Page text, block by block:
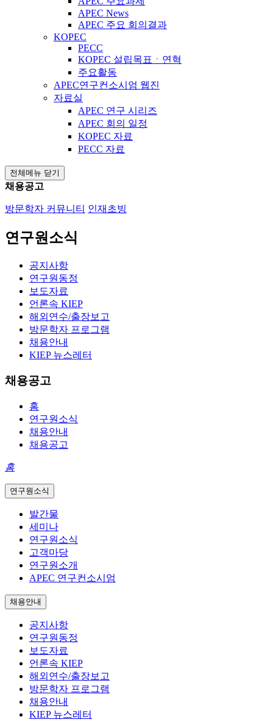
APEC News
APEC 주요 회의결과
KOPEC
PECC
KOPEC 설립목표ㆍ연혁
주요활동
APEC연구컨소시엄 웹진
자료실
APEC 연구 시리즈
APEC 회의 일정
KOPEC 자료
PECC 자료
전체메뉴 닫기
채용공고
방문학자 커뮤니티 인재초빙
연구원소식
공지사항
연구원동정
보도자료
언론속 KIEP
해외연수/출장보고
방문학자 프로그램
채용안내
KIEP 뉴스레터
채용공고
홈
연구원소식
채용안내
채용공고
홈
연구원소식
발간물
세미나
연구원소식
고객마당
연구원소개
APEC 연구컨소시엄
채용안내
공지사항
연구원동정
보도자료
언론속 KIEP
해외연수/출장보고
방문학자 프로그램
채용안내
KIEP 뉴스레터